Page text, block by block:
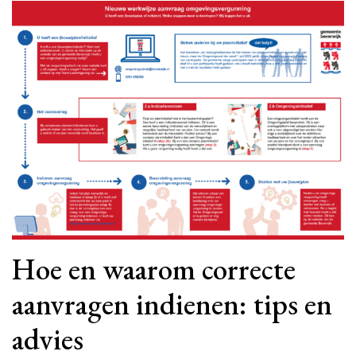
Hoe en waarom correcte
aanvragen indienen: tips en
advies